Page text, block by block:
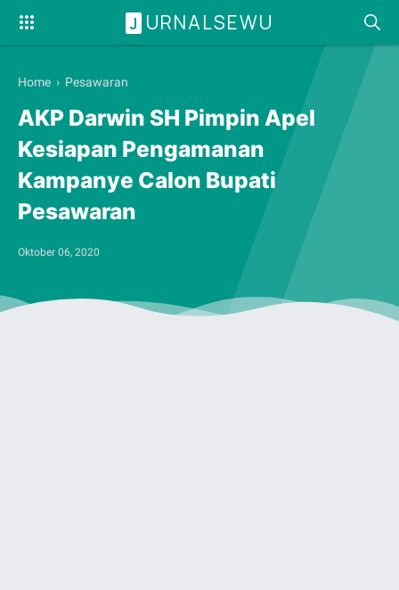
J URNALSEWU
Home › Pesawaran
AKP Darwin SH Pimpin Apel
Kesiapan Pengamanan
Kampanye Calon Bupati
Pesawaran
Oktober 06, 2020